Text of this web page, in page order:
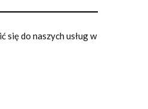
się do naszych usług w